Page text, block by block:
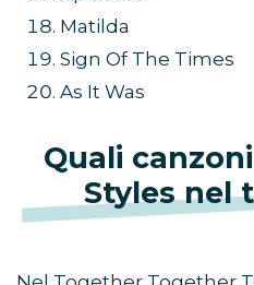
Matilda
Sign Of The Times
As It Was
Quali
Styles nel